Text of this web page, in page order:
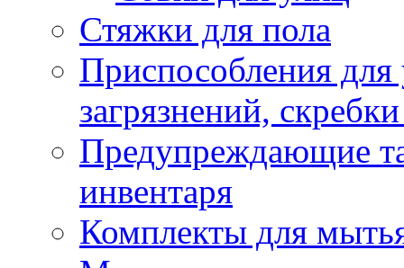
Стяжки для пола
Приспособления
загрязнений,
Предупреждающие
инвентаря
Комплекты для